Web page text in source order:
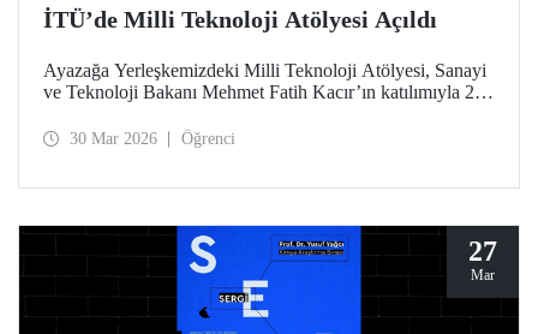
İTÜ’de Milli Teknoloji Atölyesi Açıldı
Ayazağa Yerleşkemizdeki Milli Teknoloji Atölyesi, Sanayi
ve Teknoloji Bakanı Mehmet Fatih Kacır’ın katılımıyla 27
30 Mar 2026 Öğrenci
27
Mar